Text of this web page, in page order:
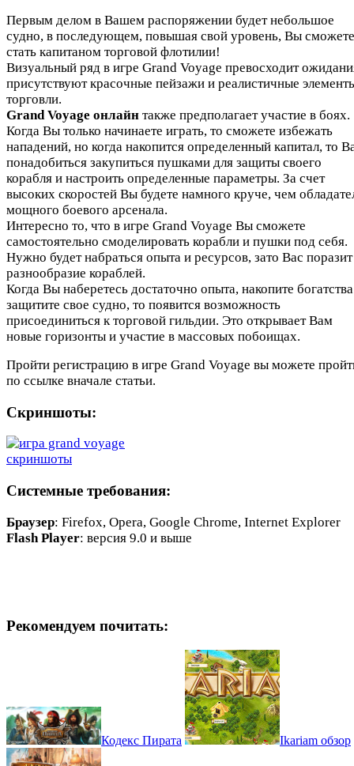
Первым делом в Вашем распоряжении будет небольшое
судно, в последующем, повышая свой уровень, Вы сможете
стать капитаном торговой флотилии!
Визуальный ряд в игре Grand Voyage превосходит
присутствуют красочные пейзажи и реалистичные
торговли.
Grand Voyage онлайн также предполагает участие в боях.
Когда Вы только начинаете играть, то сможете избежать
нападений, но когда накопится определенный капитал, то
понадобиться закупиться пушками для защиты своего
корабля и настроить определенные параметры. За счет
высоких скоростей Вы будете намного круче, чем
мощного боевого арсенала.
Интересно то, что в игре Grand Voyage Вы сможете
самостоятельно смоделировать корабли и пушки под себя.
Нужно будет набраться опыта и ресурсов, зато Вас поразит
разнообразие кораблей.
Когда Вы наберетесь достаточно опыта, накопите
защитите свое судно, то появится возможность
присоединиться к торговой гильдии. Это открывает Вам
новые горизонты и участие в массовых побоищах.
Пройти регистрацию в игре Grand Voyage вы можете
по ссылке вначале статьи.
Скриншоты:
Системные требования:
Браузер: Firefox, Opera, Google Chrome, Internet Explorer
Flash Player: версия 9.0 и выше
Рекомендуем почитать:
Кодекс Пирата Ikariam обзор